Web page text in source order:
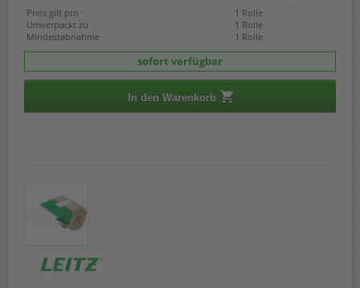
Preis gilt pro
1 Rolle
Umverpackt zu
1 Rolle
Mindestabnahme
1 Rolle
sofort verfügbar
In den Warenkorb